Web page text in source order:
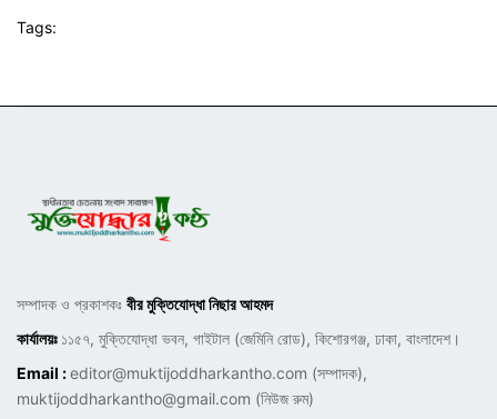
Tags:
সম্পাদক ও প্রকাশকঃ বীর মুক্তিযোদ্ধা নিছার আহমদ
কার্যালয়ঃ ১১৫৭, মুক্তিযোদ্ধা ভবন, গাইটাল (জেমিনি রোড), কিশোরগঞ্জ, ঢাকা, বাংলাদেশ।
Email :editor@muktijoddharkantho.com (সম্পাদক),
muktijoddharkantho@gmail.com (নিউজ রুম)